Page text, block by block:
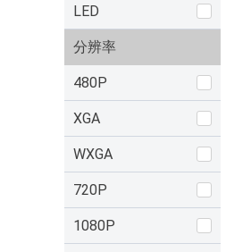
LED
分辨率
480P
XGA
WXGA
720P
1080P